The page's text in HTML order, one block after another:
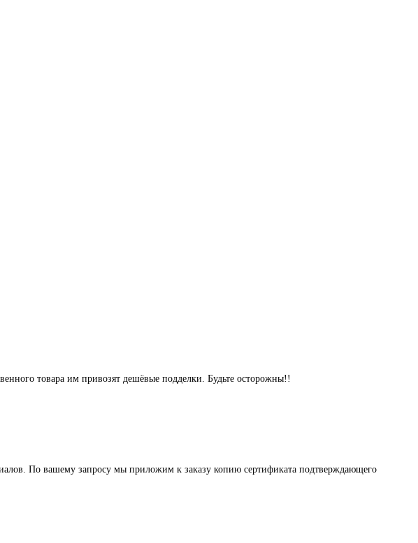
товара им привозят дешёвые подделки. Будьте осторожны!!
По вашему запросу мы приложим к заказу копию сертификата подтверждающего